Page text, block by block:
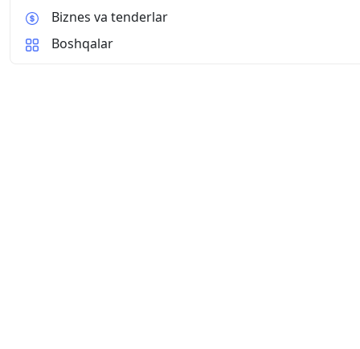
Biznes va tenderlar
Boshqalar